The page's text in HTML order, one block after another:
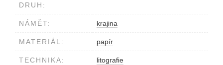
DRUH:
NÁMĚT: krajina
MATERIÁL: papír
TECHNIKA:
litografie